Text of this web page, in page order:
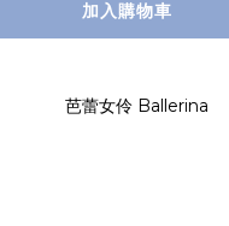
加入購物車